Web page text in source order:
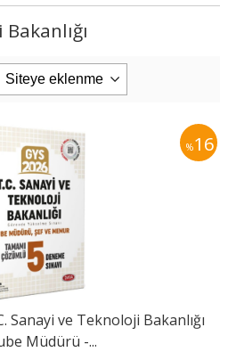
%16
Sanayi ve Teknoloji Bakanlığı
Müdürü -...